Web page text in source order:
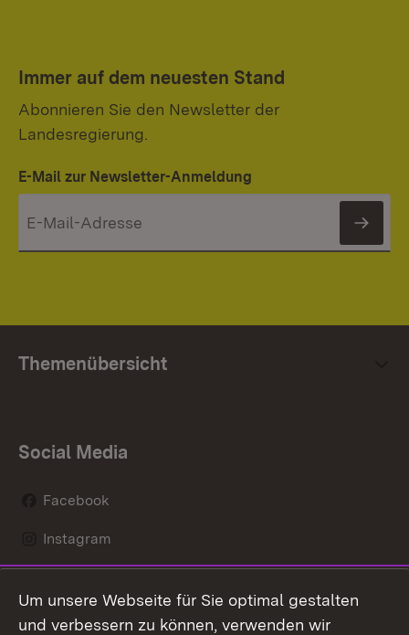
Immer auf dem neuesten Stand
Abonnieren Sie den Newsletter der
Landesregierung.
E-Mail zur Newsletter-Anmeldung
Themenübersicht
Social Media
Facebook
Instagram
Mastodon
Um unsere Webseite für Sie optimal gestalten
und verbessern zu können, verwenden wir